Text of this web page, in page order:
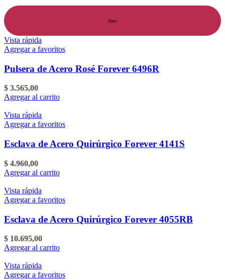
New
Vista rápida
Agregar a favoritos
Pulsera de Acero Rosé Forever 6496R
$ 3.565,00
Agregar al carrito
Vista rápida
Agregar a favoritos
Esclava de Acero Quirúrgico Forever 4141S
$ 4.960,00
Agregar al carrito
Vista rápida
Agregar a favoritos
Esclava de Acero Quirúrgico Forever 4055RB
$ 10.695,00
Agregar al carrito
Vista rápida
Agregar a favoritos